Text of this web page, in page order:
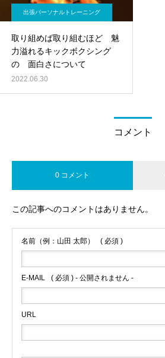
出張パーソナルトレーニング
取り組めば取り組むほど 魅
力溢れるキックボクシング
の 面白さについて
2022.06.30
コメント
0 コメント
この記事へのコメントはありません。
名前（例：山田 太郎） ( 必須 )
E-MAIL ( 必須 ) - 公開されません -
URL